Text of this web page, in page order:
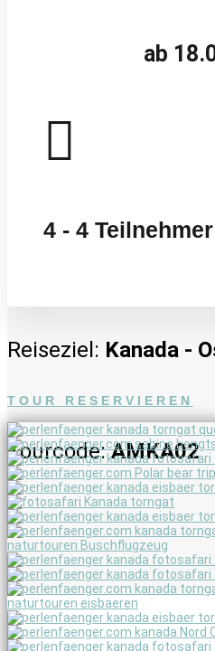
ab

4 - 4 Teilnehmer
Reiseziel: Kanada -
TOUR RESERVIEREN
Tourcode:AMKA02